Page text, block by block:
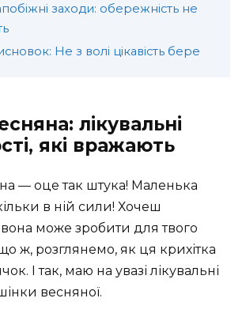
заходи: обережність не
Не з волі цікавість бере
лікувальні
які вражають
— оце так штука! Маленька
в ній сили! Хочеш
може зробити для твого
ж, розглянемо, як ця крихітка
І так, маю на увазі лікувальні
весняної.